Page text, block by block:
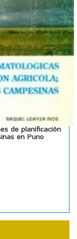
de planificación
en Puno